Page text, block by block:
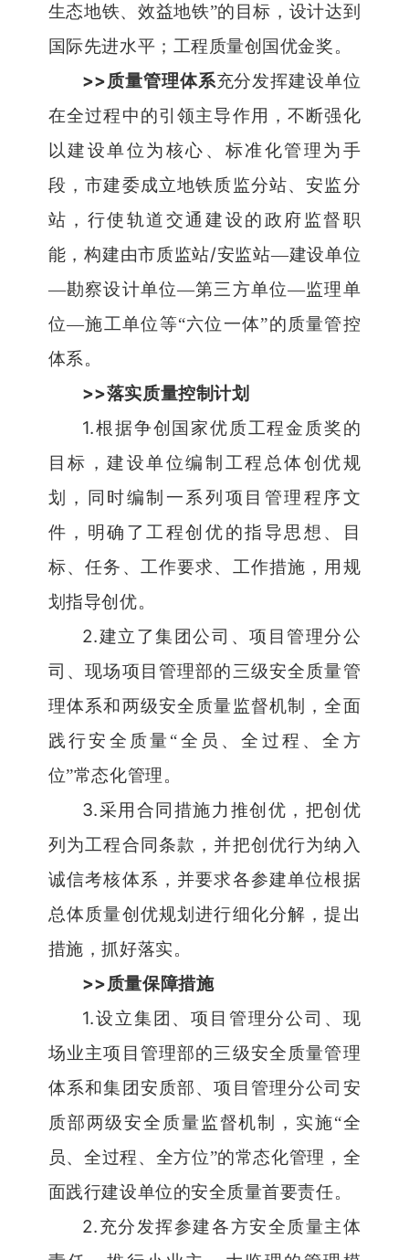
生态地铁、效益地铁”的目标，设计达到
国际先进水平；工程质量创国优金奖。
>>质量管理体系充分发挥建设单位
在全过程中的引领主导作用，不断强化
以建设单位为核心、标准化管理为手
段，市建委成立地铁质监分站、安监分
站，行使轨道交通建设的政府监督职
能，构建由市质监站/安监站—建设单位
—勘察设计单位—第三方单位—监理单
位—施工单位等“六位一体”的质量管控
体系。
>>落实质量控制计划
1.根据争创国家优质工程金质奖的
目标，建设单位编制工程总体创优规
划，同时编制一系列项目管理程序文
件，明确了工程创优的指导思想、目
标、任务、工作要求、工作措施，用规
划指导创优。
2.建立了集团公司、项目管理分公
司、现场项目管理部的三级安全质量管
理体系和两级安全质量监督机制，全面
践行安全质量 “全员、全过程、全方
位”常态化管理。
3.采用合同措施力推创优，把创优
列为工程合同条款，并把创优行为纳入
诚信考核体系，并要求各参建单位根据
总体质量创优规划进行细化分解，提出
措施，抓好落实。
>>质量保障措施
1.设立集团、项目管理分公司、现
场业主项目管理部的三级安全质量管理
体系和集团安质部、项目管理分公司安
质部两级安全质量监督机制，实施“全
员、全过程、全方位”的常态化管理，全
面践行建设单位的安全质量首要责任。
2.充分发挥参建各方安全质量主体